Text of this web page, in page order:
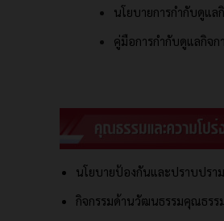
นโยบายการกำกับดูแล
คู่มือการกำกับดูแลกิจก
นโยบายป้องกันและปราบปรา
กิจกรรมด้านวัฒนธรรมคุณธรร